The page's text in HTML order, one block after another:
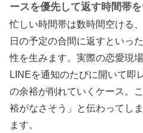
ースを優先して返す時間帯
忙しい時間帯は数時間空ける
日の予定の合間に返すといっ
性を生みます。実際の恋愛現
LINEを通知のたびに開いて即
の余裕が削れていくケース。
裕がなさそう」と伝わってし
ます。